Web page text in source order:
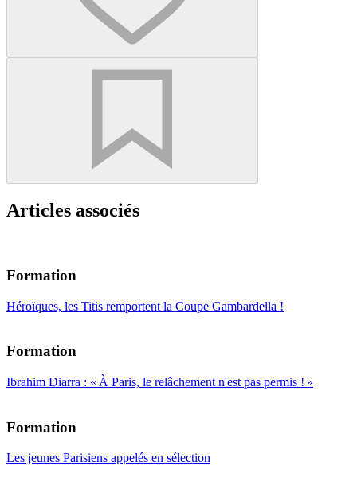
Articles associés
Formation
Héroïques, les Titis remportent la Coupe Gambardella !
Formation
Ibrahim Diarra : « À Paris, le relâchement n'est pas permis ! »
Formation
Les jeunes Parisiens appelés en sélection